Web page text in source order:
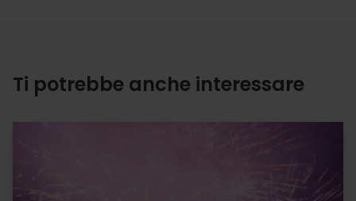
Ti potrebbe anche interessare